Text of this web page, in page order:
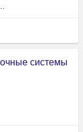
системы